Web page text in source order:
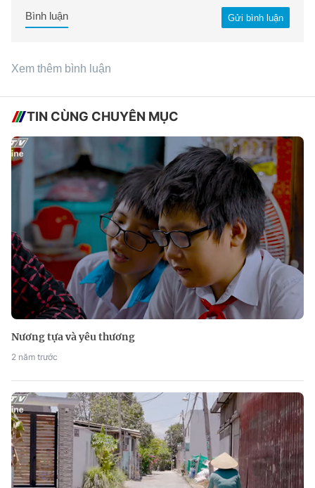
Gửi bình luận
Bình luận
Xem thêm bình luận
TIN CÙNG CHUYÊN MỤC
Nương tựa và yêu thương
2 năm trước